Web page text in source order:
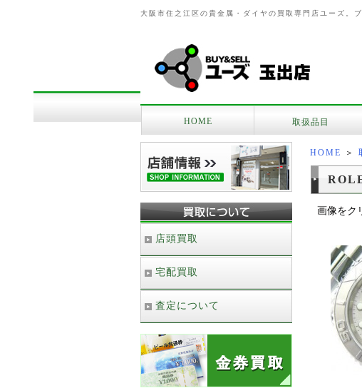
大阪市住之江区の貴金属・ダイヤの買取専門店ユーズ。
HOME 取扱品目
HOME ＞
画像をク
店頭買取
宅配買取
査定について